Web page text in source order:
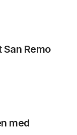
Remo
med